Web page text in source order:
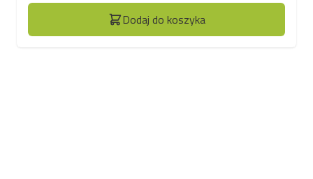
Dodaj do koszyka